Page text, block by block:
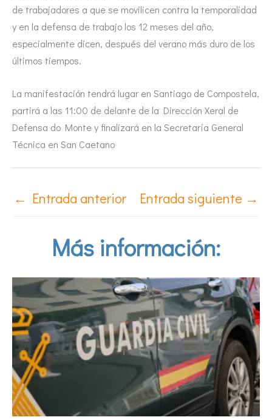
de trabajadores a que se movilicen contra la temporalidad
y en la defensa de trabajo los 12 meses del año,
especialmente dicen, después del verano más duro de los
últimos tiempos.
La manifestación tendrá lugar en Santiago de Compostela,
partirá a las 11:00 de delante de la Dirección Xeral de
Defensa do Monte y finalizará en la Secretaría General
Técnica en San Caetano
← Entrada anterior Entrada siguiente →
Más información: